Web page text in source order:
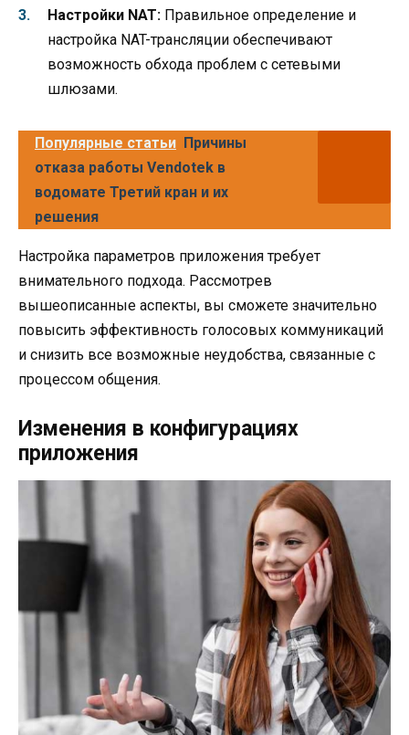
Настройки NAT: Правильное определение и
настройка NAT-трансляции обеспечивают
возможность обхода проблем с сетевыми
шлюзами.
Популярные статьи Причины
отказа работы Vendotek в
водомате Третий кран и их
решения
Настройка параметров приложения требует
внимательного подхода. Рассмотрев
вышеописанные аспекты, вы сможете значительно
повысить эффективность голосовых коммуникаций
и снизить все возможные неудобства, связанные с
процессом общения.
Изменения в конфигурациях
приложения